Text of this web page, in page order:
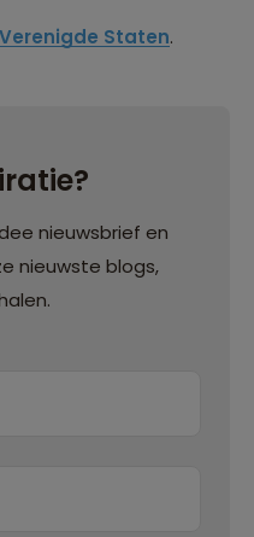
Staten.
nieuwsbrief en
nieuwste blogs,